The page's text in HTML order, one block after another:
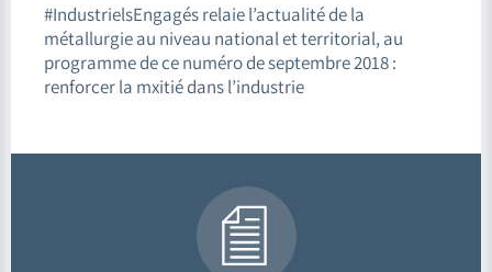
#IndustrielsEngagés relaie l’actualité de la
métallurgie au niveau national et territorial, au
programme de ce numéro de septembre 2018 :
renforcer la mxitié dans l’industrie